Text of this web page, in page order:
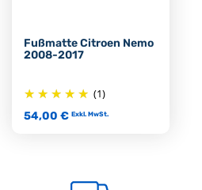
Fußmatte Citroen Nemo
2008-2017
(1)
54,00 € Exkl. MwSt.